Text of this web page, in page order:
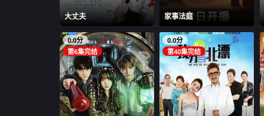
大丈夫 家事法庭
0.0分
第6集完结
0.0分
第40集完结